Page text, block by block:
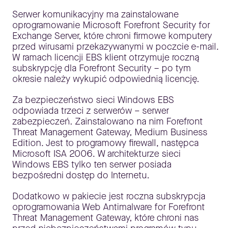
Serwer komunikacyjny ma zainstalowane
oprogramowanie Microsoft Forefront Security for
Exchange Server, które chroni firmowe komputery
przed wirusami przekazywanymi w poczcie e-mail.
W ramach licencji EBS klient otrzymuje roczną
subskrypcję dla Forefront Security – po tym
okresie należy wykupić odpowiednią licencję.
Za bezpieczeństwo sieci Windows EBS
odpowiada trzeci z serwerów – serwer
zabezpieczeń. Zainstalowano na nim Forefront
Threat Management Gateway, Medium Business
Edition. Jest to programowy firewall, następca
Microsoft ISA 2006. W architekturze sieci
Windows EBS tylko ten serwer posiada
bezpośredni dostęp do Internetu.
Dodatkowo w pakiecie jest roczna subskrypcja
oprogramowania Web Antimalware for Forefront
Threat Management Gateway, które chroni nas